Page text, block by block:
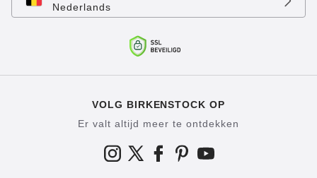
Nederlands
VOLG BIRKENSTOCK OP
Er valt altijd meer te ontdekken